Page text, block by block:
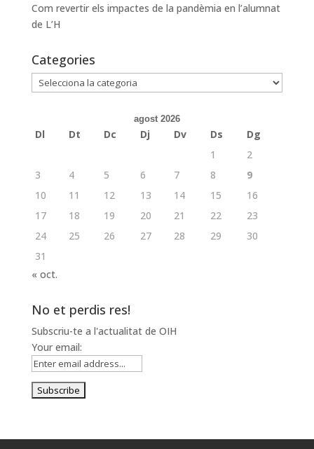
Com revertir els impactes de la pandèmia en l’alumnat
de L’H
Categories
Categories
agost 2026
Dl Dt Dc Dj Dv Ds
Dg
1
2
3
4 5 6 7 8
9
10
11 12 13 14 15
16
17
18 19 20 21 22
23
24
25 26 27 28 29
30
31
« oct.
No et perdis res!
Subscriu-te a l'actualitat de OIH
Your email: